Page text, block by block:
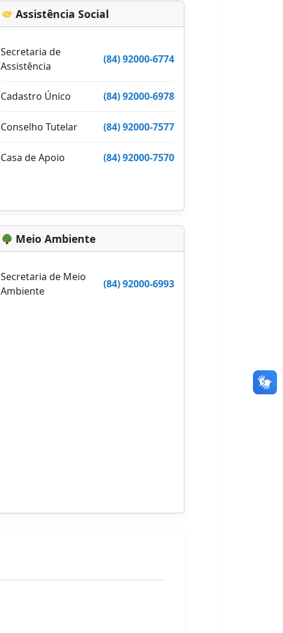
Assistência Social
Secretaria de
Assistência
(84) 92000-6774
Cadastro Único (84) 92000-6978
Conselho Tutelar (84) 92000-7577
Casa de Apoio (84) 92000-7570
Meio Ambiente
Secretaria de Meio
Ambiente
(84) 92000-6993